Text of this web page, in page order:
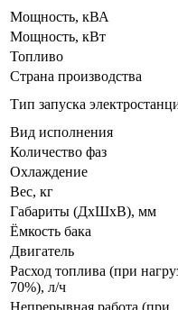
Мощность, кВА
Мощность, кВт
Топливо
Страна производства
Тип запуска
Вид исполнения
Количество фаз
Охлаждение
Вес, кг
Габариты (ДхШхВ), мм
Ёмкость бака
Двигатель
Расход топлива (при
70%), л/ч